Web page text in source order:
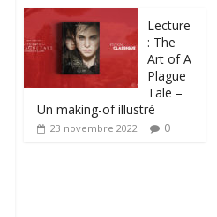
Lecture
: The
Art of A
Plague
Tale –
Un making-of illustré
23 novembre 2022 0